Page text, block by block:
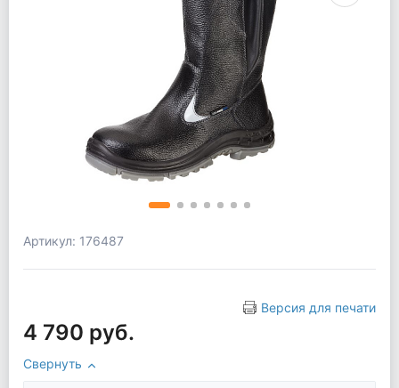
Артикул: 176487
Версия для печати
4 790 руб.
Свернуть